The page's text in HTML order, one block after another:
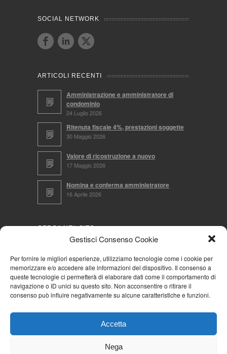
Gestisci Consenso Cookie
Per fornire le migliori esperienze, utilizziamo tecnologie come i cookie per
memorizzare e/o accedere alle informazioni del dispositivo. Il consenso a
queste tecnologie ci permetterà di elaborare dati come il comportamento di
navigazione o ID unici su questo sito. Non acconsentire o ritirare il
consenso può influire negativamente su alcune caratteristiche e funzioni.
Accetta
Nega
SOCIAL NETWORK
ARTICOLI RECENTI
Amministrazione e amministratore di
condominio
24 Luglio 2026
Ritenuta fiscale 4%, prestazioni soggette
30 Maggio 2026
Valore di ricostruzione a nuovo
17 Maggio 2026
Nomina e conferma amministratore
16 Aprile 2026
CERCA NEL SITO
NAVIGA PER
Mappa completa
Cookie Policy (UE)
Iscriviti alla Community AziendaCondominio